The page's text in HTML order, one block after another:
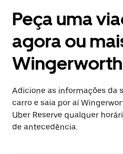
Peça uma
agora ou
Wingerworth
Adicione as informações da
carro e saia por aí
Uber Reserve qualquer
de antecedência.